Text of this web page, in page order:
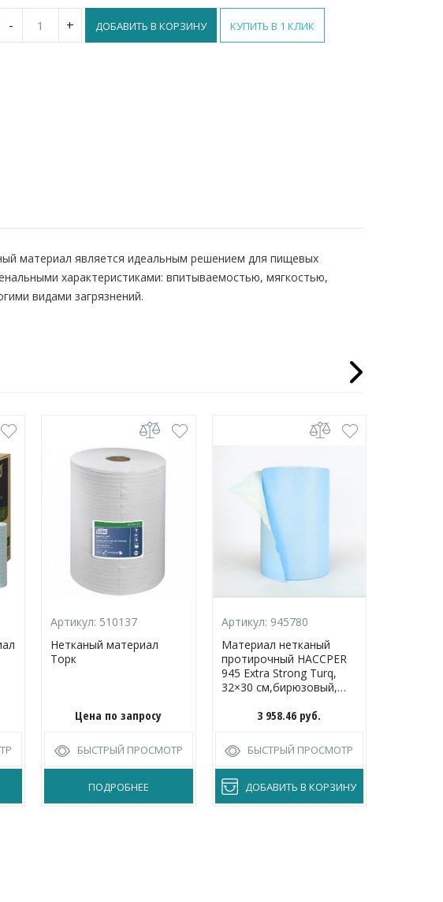
-
Материал
нетканый
400 л/
+ ДОБАВИТЬ В КОРЗИНУ КУПИТЬ В 1 КЛИК
материал является идеальным решением для пищевых
характеристиками: впитываемостью, мягкостью,
видами загрязнений.
Артикул: 510137
Нетканый материал
Торк
Цена по запросу
БЫСТРЫЙ ПРОСМОТР
ПОДРОБНЕЕ
Артикул: 945780
Материал нетканый
протирочный HACCPER
945 Extra Strong Turq,
32×30 см,бирюзовый,
3 958.46 руб.
БЫСТРЫЙ ПРОСМОТР
ДОБАВИТЬ В КОРЗИНУ